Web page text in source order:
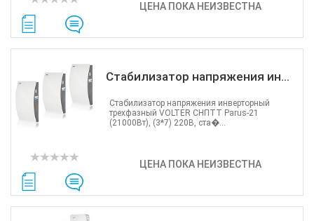
ЦЕНА ПОКА НЕИЗВЕСТНА
Стабилизатор напряжения ин...
ЦЕНА ПОКА НЕИЗВЕСТНА
Стабилизатор напряжения инверторный
трехфазный VOLTER СНПТТ Parus-21
(21000Вт), (3*7) 220В, ста�...